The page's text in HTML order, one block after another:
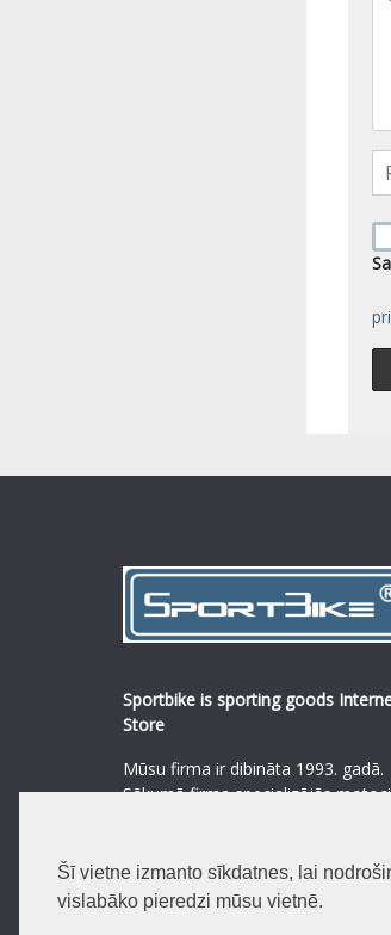
Šī vietne izmanto sīkdatnes, lai
vislabāko pieredzi mūsu vietnē.
Sportbike is sporting goods
Store
Mūsu firma ir dibināta 1993. gadā.
Sākumā firma specializējās
Lasīt vairāk
0